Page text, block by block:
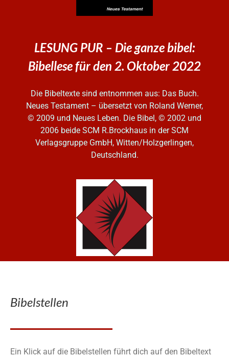
LESUNG PUR – Die ganze bibel:
Bibellese für den 2. Oktober 2022
Die Bibeltexte sind entnommen aus: Das Buch.
Neues Testament – übersetzt von Roland Werner,
© 2009 und Neues Leben. Die Bibel, © 2002 und
2006 beide SCM R.Brockhaus in der SCM
Verlagsgruppe GmbH, Witten/Holzgerlingen,
Deutschland.
Bibelstellen
Ein Klick auf die Bibelstellen führt dich auf den Bibeltext